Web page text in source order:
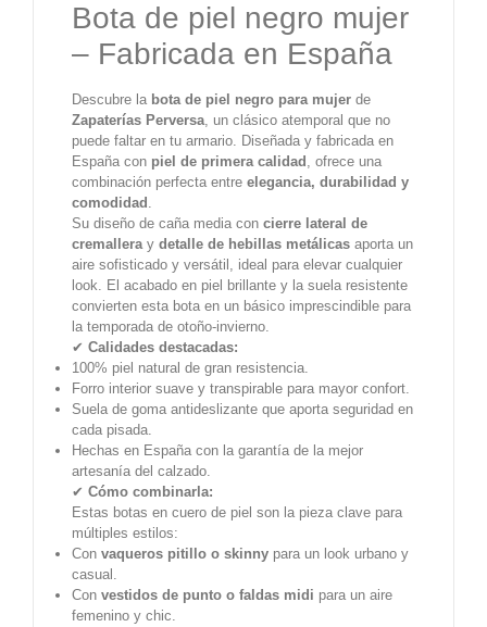
Bota de piel negro mujer
– Fabricada en España
Descubre la bota de piel negro para mujer de
Zapaterías Perversa, un clásico atemporal que no
puede faltar en tu armario. Diseñada y fabricada en
España con piel de primera calidad , ofrece una
combinación perfecta entre elegancia, durabilidad y
comodidad .
Su diseño de caña media con cierre lateral de
cremalleray detalle de hebillas metálicas aporta un
aire sofisticado y versátil, ideal para elevar cualquier
look. El acabado en piel brillante y la suela resistente
convierten esta bota en un básico imprescindible para
la temporada de otoño-invierno.
✔ Calidades destacadas:
100% piel natural de gran resistencia.
Forro interior suave y transpirable para mayor confort.
Suela de goma antideslizante que aporta seguridad en
cada pisada.
Hechas en España con la garantía de la mejor
artesanía del calzado.
✔ Cómo combinarla:
Estas botas en cuero de piel son la pieza clave para
múltiples estilos:
Con vaqueros pitillo o skinny para un look urbano y
casual.
Con vestidos de punto o faldas midi para un aire
femenino y chic.